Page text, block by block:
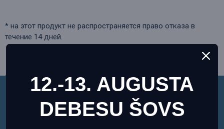
Этот веб-сайт использует файлы cookie, чтобы
обеспечить вам максимально эффективное
* на этот продукт не распространяется право отказа в
течение 14 дней.
ОТЗЫВЫ
PEOPLE ALSO BOUGHT
12.-13. AUGUSTA
DEBESU ŠOVS